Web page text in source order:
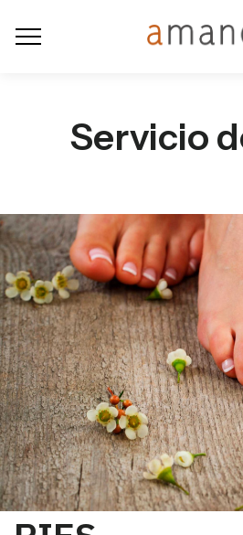
Servicio